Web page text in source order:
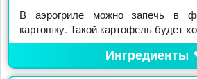
В аэрогриле можно запечь в
картошку. Такой картофель будет
Ингредиенты